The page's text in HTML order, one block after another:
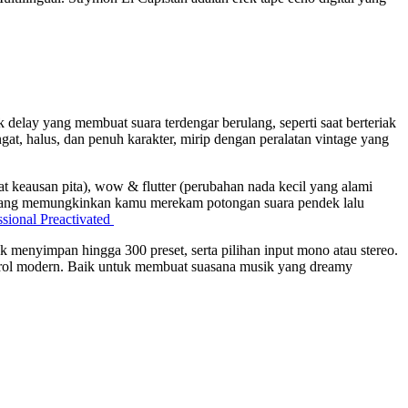
yang membuat suara terdengar berulang, seperti saat berteriak
halus, dan penuh karakter, mirip dengan peralatan vintage yang
keausan pita), wow & flutter (perubahan nada kecil yang alami
memungkinkan kamu merekam potongan suara pendek lalu
Preactivated
hingga 300 preset, serta pilihan input mono atau stereo.
modern. Baik untuk membuat suasana musik yang dreamy